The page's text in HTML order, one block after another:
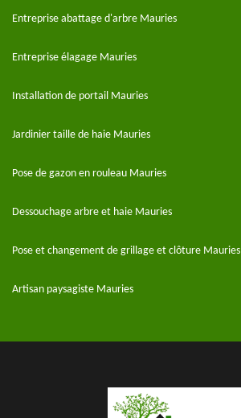
Entreprise abattage d'arbre Mauries
Entreprise élagage Mauries
Installation de portail Mauries
Jardinier taille de haie Mauries
Pose de gazon en rouleau Mauries
Dessouchage arbre et haie Mauries
Pose et changement de grillage et clôture Mauries
Artisan paysagiste Mauries